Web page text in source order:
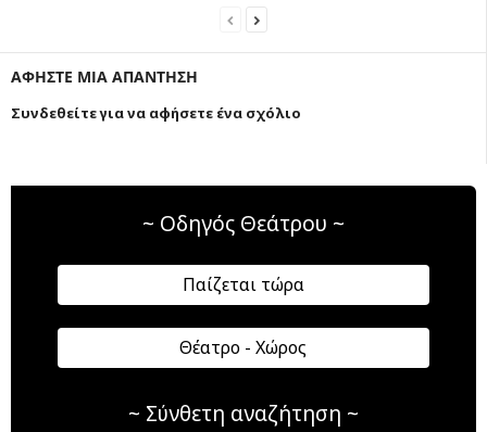
ΑΦΗΣΤΕ ΜΙΑ ΑΠΑΝΤΗΣΗ
Συνδεθείτε για να αφήσετε ένα σχόλιο
~ Οδηγός Θεάτρου ~
Παίζεται τώρα
Θέατρο - Χώρος
~ Σύνθετη αναζήτηση ~